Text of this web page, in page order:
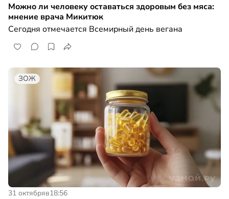
Можно ли человеку оставаться здоровым без мяса:
мнение врача Микитюк
Сегодня отмечается Всемирный день вегана
ЗОЖ
31 октябряв18:56